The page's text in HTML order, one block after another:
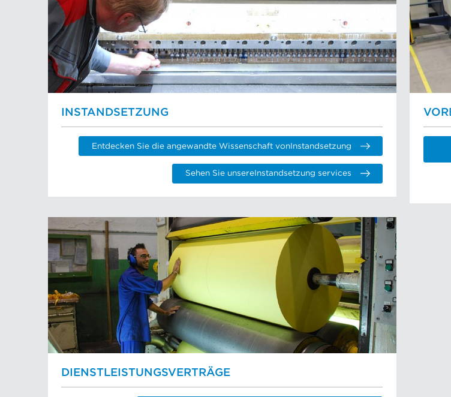
INSTANDSETZUNG
Entdecken Sie die angewandte Wissenschaft vonInstandsetzung
Sehen Sie unsereInstandsetzung services
DIENSTLEISTUNGSVERTRÄGE